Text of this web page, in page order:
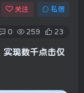
关注 私信
0 259 23
实现数千点击仅